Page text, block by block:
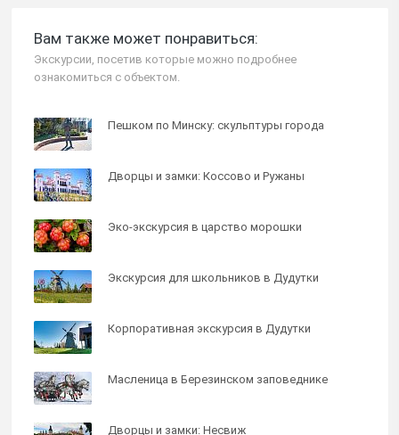
Вам также может понравиться:
Экскурсии, посетив которые можно подробнее
ознакомиться с объектом.
Пешком по Минску: скульптуры города
Дворцы и замки: Коссово и Ружаны
Эко-экскурсия в царство морошки
Экскурсия для школьников в Дудутки
Корпоративная экскурсия в Дудутки
Масленица в Березинском заповеднике
Дворцы и замки: Несвиж